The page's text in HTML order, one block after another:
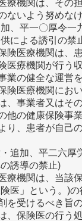
機関は、その
ないよう努めな
、平一〇厚令一
による誘引の禁
医療機関は、
医療機関が行う
業の健全な運営
険医療機関にお
、事業者又はそ
他の健康保険事
り、患者が自己
追加、平二六厚
誘導の禁止)
機関は、当該
医」という。)
を受けるべき旨
、保険医の行う